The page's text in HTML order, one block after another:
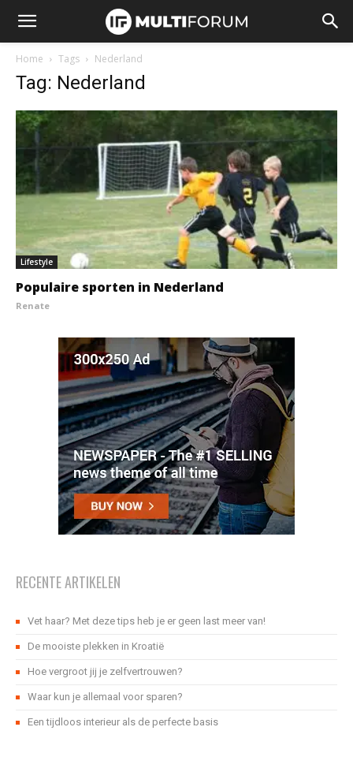
Home Tags Nederland
Tag: Nederland
Lifestyle
Populaire sporten in Nederland
Renate
RECENTE ARTIKELEN
Vet haar? Met deze tips heb je er geen last meer van!
De mooiste plekken in Kroatië
Hoe vergroot jij je zelfvertrouwen?
Waar kun je allemaal voor sparen?
Een tijdloos interieur als de perfecte basis